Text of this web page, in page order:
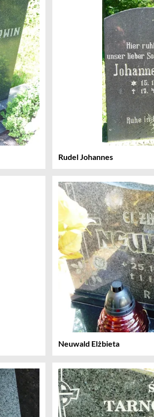
Rudel Johannes
Neuwald Elżbieta